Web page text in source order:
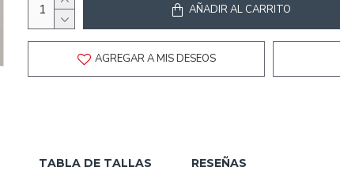
AÑADIR AL CARRITO
AGREGAR A MIS DESEOS
TABLA DE TALLAS RESEÑAS